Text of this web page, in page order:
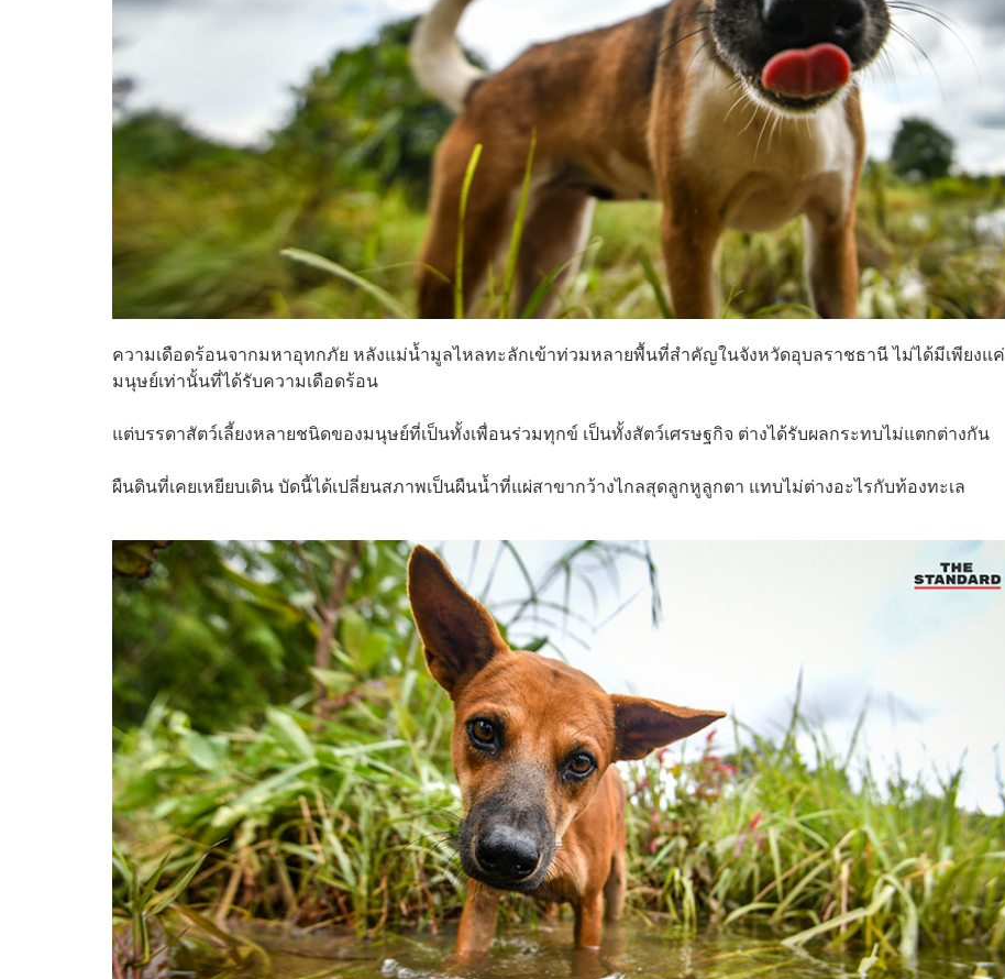
ความเดือดร้อนจากมหาอุทกภัย หลังแม่น้ำมูลไหลทะลักเข้าท่วมหลายพื้นที่สำคัญในจังหวัดอุบลราชธานี ไม่ได้มีเพียงแค่
มนุษย์เท่านั้นที่ได้รับความเดือดร้อน
แต่บรรดาสัตว์เลี้ยงหลายชนิดของมนุษย์ที่เป็นทั้งเพื่อนร่วมทุกข์ เป็นทั้งสัตว์เศรษฐกิจ ต่างได้รับผลกระทบไม่แตกต่างกัน
ผืนดินที่เคยเหยียบเดิน บัดนี้ได้เปลี่ยนสภาพเป็นผืนน้ำที่แผ่สาขากว้างไกลสุดลูกหูลูกตา แทบไม่ต่างอะไรกับท้องทะเล